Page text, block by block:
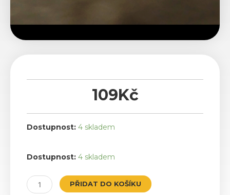
109Kč
Dostupnost: 4 skladem
Dostupnost: 4 skladem
Gasser
množství
PŘIDAT DO KOŠÍKU